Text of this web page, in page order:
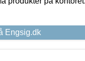
Engsig.dk